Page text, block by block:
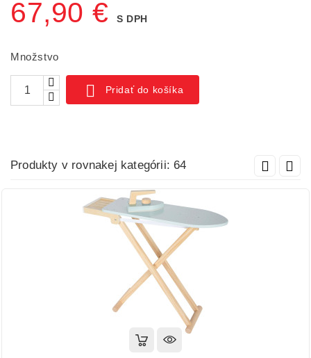
67,90 € S DPH
Množstvo
 Pridať do košíka
Produkty v rovnakej kategórii: 64